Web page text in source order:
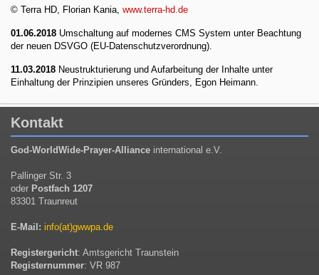
© Terra HD, Florian Kania, www.terra-hd.de
01.06.2018 Umschaltung auf modernes CMS System unter Beachtung
der neuen DSVGO (EU-Datenschutzverordnung).
11.03.2018 Neustrukturierung und Aufarbeitung der Inhalte unter
Einhaltung der Prinzipien unseres Gründers, Egon Heimann.
Kontakt
God-WorldWide-Prayer-Alliance international e.V.
Pallinger Str. 3
oder Postfach 1207
83301 Traunreut
E-Mail: info(at)gwwpa.de
Registergericht: Amtsgericht Traunstein
Registernummer: VR 987